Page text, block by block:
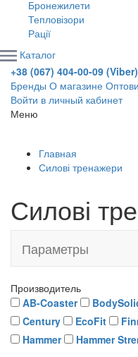
Бронежилети
Тепловізори
Рації
Каталог
+38 (067) 404-00-09 (Viber)
Бренды О магазине
Войти в личный кабинет
Меню
Главная
Силові тренажери
Силові
Параметры
Производитель
AB-Coaster
Century
EcoFit
Hammer
Hammer